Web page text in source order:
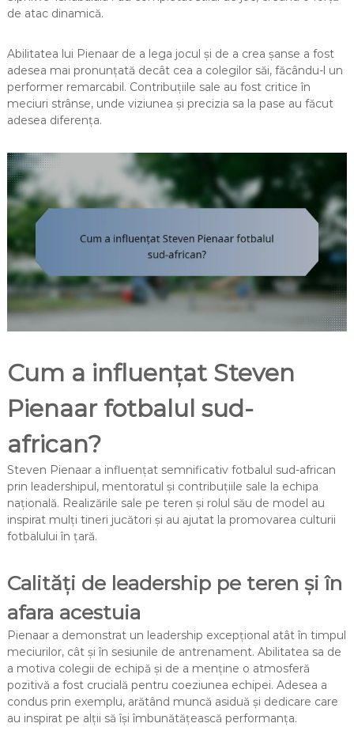
de atac dinamică.
Abilitatea lui Pienaar de a lega jocul și de a crea șanse a fost
adesea mai pronunțată decât cea a colegilor săi, făcându-l un
performer remarcabil. Contribuțiile sale au fost critice în
meciuri strânse, unde viziunea și precizia sa la pase au făcut
adesea diferența.
Cum a influențat Steven
Pienaar fotbalul sud-
african?
Steven Pienaar a influențat semnificativ fotbalul sud-african
prin leadershipul, mentoratul și contribuțiile sale la echipa
națională. Realizările sale pe teren și rolul său de model au
inspirat mulți tineri jucători și au ajutat la promovarea culturii
fotbalului în țară.
Calități de leadership pe teren și în
afara acestuia
Pienaar a demonstrat un leadership excepțional atât în timpul
meciurilor, cât și în sesiunile de antrenament. Abilitatea sa de
a motiva colegii de echipă și de a menține o atmosferă
pozitivă a fost crucială pentru coeziunea echipei. Adesea a
condus prin exemplu, arătând muncă asiduă și dedicare care
au inspirat pe alții să își îmbunătățească performanța.